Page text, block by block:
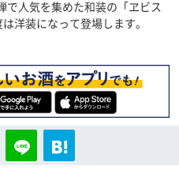
で人気を集めた和装の「ヱビス
洋装になって登場します。